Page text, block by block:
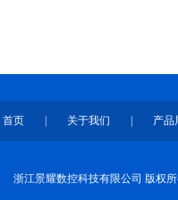
首页 关于我们 产品
浙江景耀数控科技有限公司 版权